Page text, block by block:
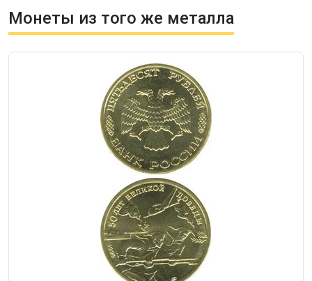
Монеты из того же металла